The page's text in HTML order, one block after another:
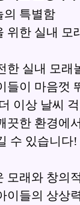
의 특별함
위한 실내 모
한 실내 모래
들이 마음껏
이상 날씨 걱
끗한 환경에
수 있습니다!
모래와 창의
이들의 상상